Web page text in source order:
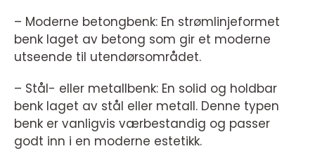
– Moderne betongbenk: En strømlinjeformet
benk laget av betong som gir et moderne
utseende til utendørsområdet.
– Stål- eller metallbenk: En solid og holdbar
benk laget av stål eller metall. Denne typen
benk er vanligvis værbestandig og passer
godt inn i en moderne estetikk.